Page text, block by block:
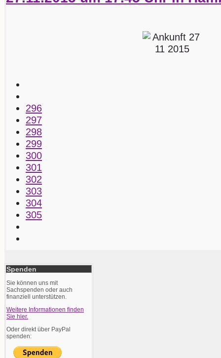
296
297
298
299
300
301
302
303
304
305
Spenden
Sie können uns mit
Sachspenden oder auch
finanziell unterstützen.
Weitere Informationen finden
Sie hier.
Oder direkt über PayPal
spenden: